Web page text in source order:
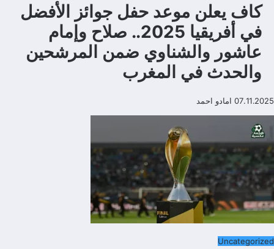
كاف يعلن موعد حفل جوائز الأفضل
في أفريقيا 2025.. صلاح وإمام
عاشور والشناوي ضمن المرشحين
والحدث في المغرب
07.11.2025 امادو احمد
Uncategorized